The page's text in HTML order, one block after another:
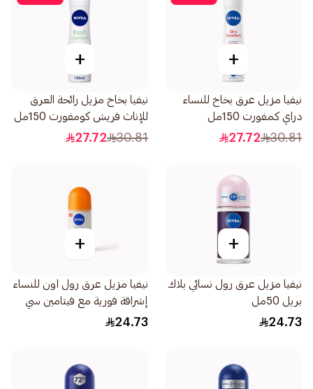
+
نيفيا مزيل عرق بخاخ للنساء
دراي كمفورت 150مل
30.81
27.72
+
نيفيا بخاخ مزيل رائحة العرق
للإناث فريش كومفورت 150مل
30.81
27.72
+
نيفيا مزيل عرق رول نسائي بلاك
بريل 50مل
24.73
+
نيفيا مزيل عرق رول اون للنساء
إشراقة فورية مع فيتامين سي
وإي 50مل
24.73